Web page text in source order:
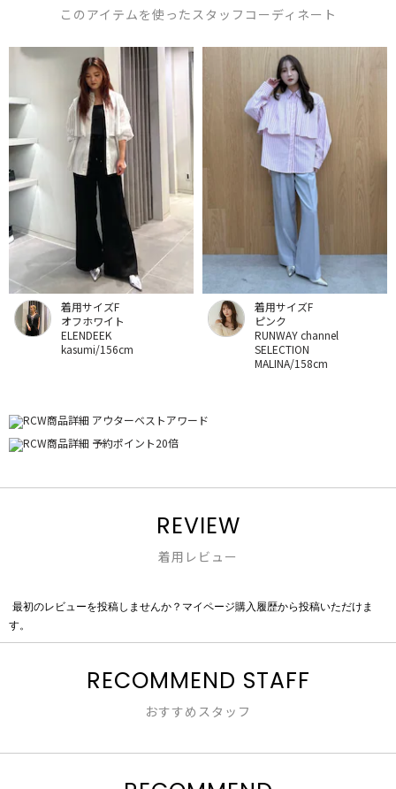
このアイテムを使ったスタッフコーディネート
着用サイズF
オフホワイト
ELENDEEK
kasumi/156cm
着用サイズF
ピンク
RUNWAY channel
SELECTION
MALINA/158cm
REVIEW
着用レビュー
価
最初のレビューを投稿しませんか？マイページ購入履歴から投稿いただけま
す。
RECOMMEND STAFF
おすすめスタッフ